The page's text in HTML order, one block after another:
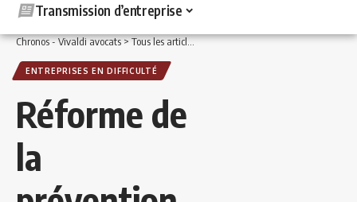
Transmission d’entreprise
Chronos - Vivaldi avocats>Tous les articles >Affaires / Finances>Entreprises en
ENTREPRISES EN DIFFICULTÉ
Réforme de
la